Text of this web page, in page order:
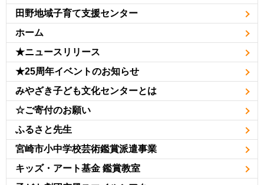
田野地域子育て支援センター
ホーム
★ニュースリリース
★25周年イベントのお知らせ
みやざき子ども文化センターとは
☆ご寄付のお願い
ふるさと先生
宮崎市小中学校芸術鑑賞派遣事業
キッズ・アート基金 鑑賞教室